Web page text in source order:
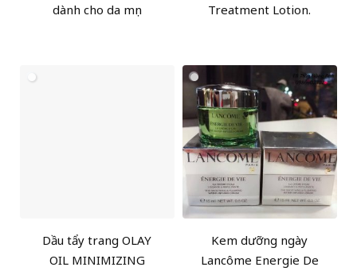
dành cho da mụn
Treatment Lotion.
Dầu tẩy trang OLAY
OIL MINIMIZING
Kem dưỡng ngày
Lancôme Energie De